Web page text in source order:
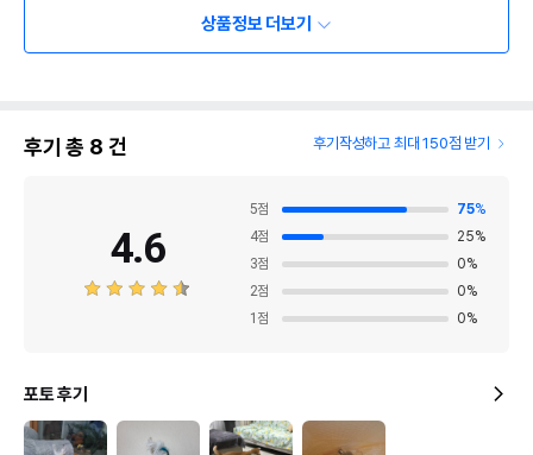
상품정보 더보기
후기 총 8 건 후기작성하고 최대 150점 받기
4.6
5점 75%
4점 25%
3점 0%
2점 0%
1 점 0%
포토 후기